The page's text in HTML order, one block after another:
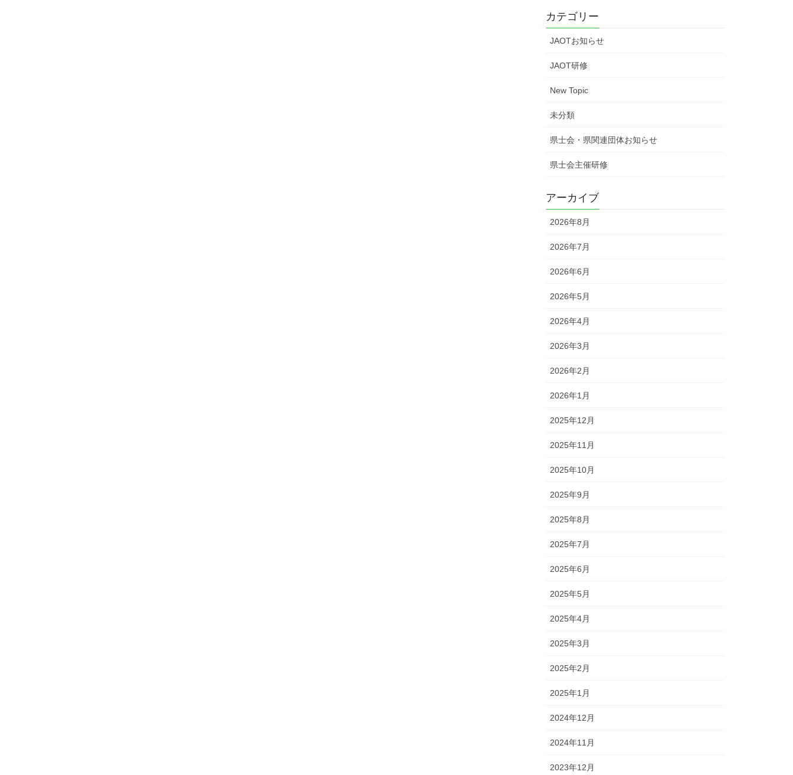
カテゴリー
JAOTお知らせ
JAOT研修
New Topic
未分類
県士会・県関連団体お知らせ
県士会主催研修
アーカイブ
2026年8月
2026年7月
2026年6月
2026年5月
2026年4月
2026年3月
2026年2月
2026年1月
2025年12月
2025年11月
2025年10月
2025年9月
2025年8月
2025年7月
2025年6月
2025年5月
2025年4月
2025年3月
2025年2月
2025年1月
2024年12月
2024年11月
2023年12月